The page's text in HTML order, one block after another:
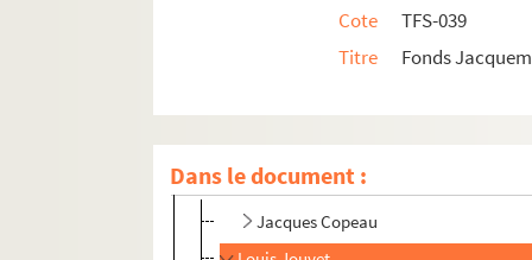
Cote
TFS-039
Titre
Fonds
Dans le document :
Metteur en scène
Spectateur
Documentation
Jacques Copeau